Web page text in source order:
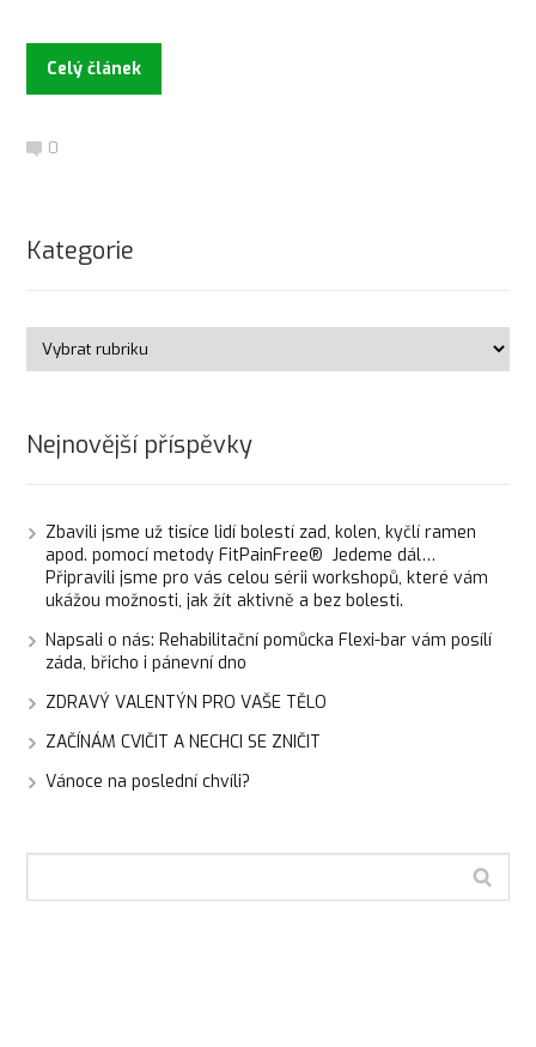
Celý článek
0
Kategorie
Nejnovější příspěvky
Zbavili jsme už tisíce lidí bolestí zad, kolen, kyčlí ramen
apod. pomocí metody FitPainFree® Jedeme dál…
Připravili jsme pro vás celou sérii workshopů, které vám
ukážou možnosti, jak žít aktivně a bez bolesti.
Napsali o nás: Rehabilitační pomůcka Flexi-bar vám posílí
záda, břicho i pánevní dno
ZDRAVÝ VALENTÝN PRO VAŠE TĚLO
ZAČÍNÁM CVIČIT A NECHCI SE ZNIČIT
Vánoce na poslední chvíli?